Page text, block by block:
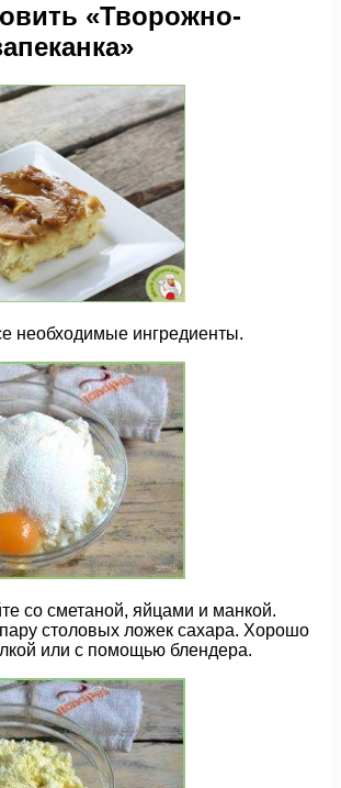
«Творожно-
необходимые ингредиенты.
со сметаной, яйцами и манкой.
столовых ложек сахара. Хорошо
или с помощью блендера.